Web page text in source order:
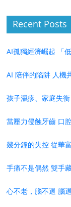
Recent Posts
AI孤獨經濟崛起 「
AI 陪伴的陷阱 人機
孩子濕疹、家庭失
當壓
幾分鐘的失控 從華
手痛不是偶然 雙手
心不老